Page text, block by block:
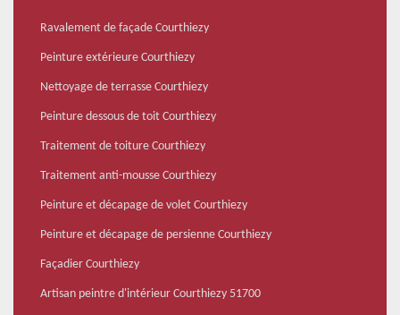
Ravalement de façade Courthiezy
Peinture extérieure Courthiezy
Nettoyage de terrasse Courthiezy
Peinture dessous de toit Courthiezy
Traitement de toiture Courthiezy
Traitement anti-mousse Courthiezy
Peinture et décapage de volet Courthiezy
Peinture et décapage de persienne Courthiezy
Façadier Courthiezy
Artisan peintre d'intérieur Courthiezy 51700